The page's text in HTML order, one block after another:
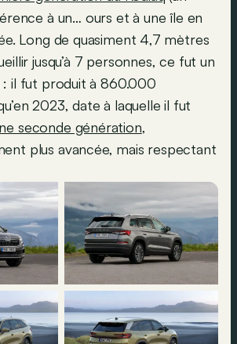
à un… ours et à une île en
Long de quasiment 4,7 mètres
jusqu’à 7 personnes, ce fut un
: il fut produit à 860.000
2023, date à laquelle il fut
seconde génération,
plus avancée, mais respectant